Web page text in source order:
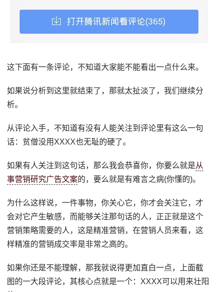
这下面有一条评论，不知道大家能不能看出一点什么来。
如果说分析到这里就结束了，那就太扯淡了，我们继续分
析。
从评论入手，不知道有没有人能关注到评论里有这么一句
话：贫僧没用XXXX也无耻的硬了。
如果有人关注到这句话，那么我会恭喜你，你要么就是从
事营销研究广告文案的，要么就是有难言之病(你懂的)。
为什么这样说，一件事物，你关心它，你才会关注它，才
会对它产生敏感，而能够关注那句话的人，正正就是这个
营销策略需要的人，这是精准营销，在营销人员来看，这
样精准的营销成交率是非常之高的。
如果你还是不能理解，那我就说得更加直白一点，上面截
图的一大段评论，其核心点就是一个：XXXX可以用来壮阳